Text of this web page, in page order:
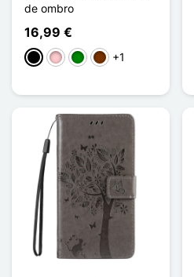
de ombro
16,99 €
PretoRosaVerdeCafé+1